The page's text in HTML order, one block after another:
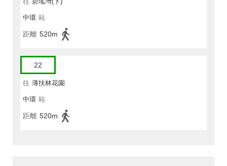
中環 站
距離 520m
22
往 薄扶林花園
中環 站
距離 520m